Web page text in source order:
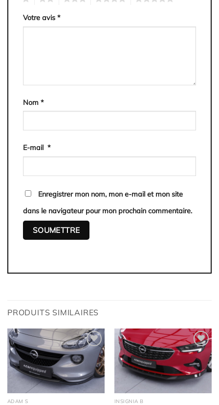
Votre avis *
Nom *
E-mail *
Enregistrer mon nom, mon e-mail et mon site
dans le navigateur pour mon prochain commentaire.
PRODUITS SIMILAIRES
Ajouter
à la
wishlist
ADAM S
Ajouter
à la
wishlist
INSIGNIA B